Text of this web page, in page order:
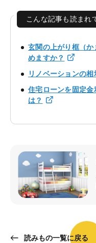
こんな記事も読まれ
玄関の上がり框（
めますか？
リノベーションの
住宅ローンを固定金
は？
読みもの一覧に戻る